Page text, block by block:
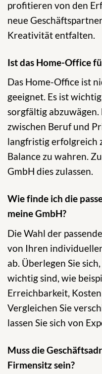
profitieren von den
neue
Kreativität entfalten.
Ist das Home-Office
Das Home-Office ist
geeignet. Es ist
sorgfältig
zwischen Beruf und
langfristig erfolgreich
Balance zu wahren.
GmbH dies zulassen.
Wie finde ich die
meine GmbH?
Die Wahl der
von Ihren
ab. Überlegen Sie
wichtig sind, wie
Erreichbarkeit,
Vergleichen Sie
lassen Sie sich von
Muss die
Firmensitz sein?